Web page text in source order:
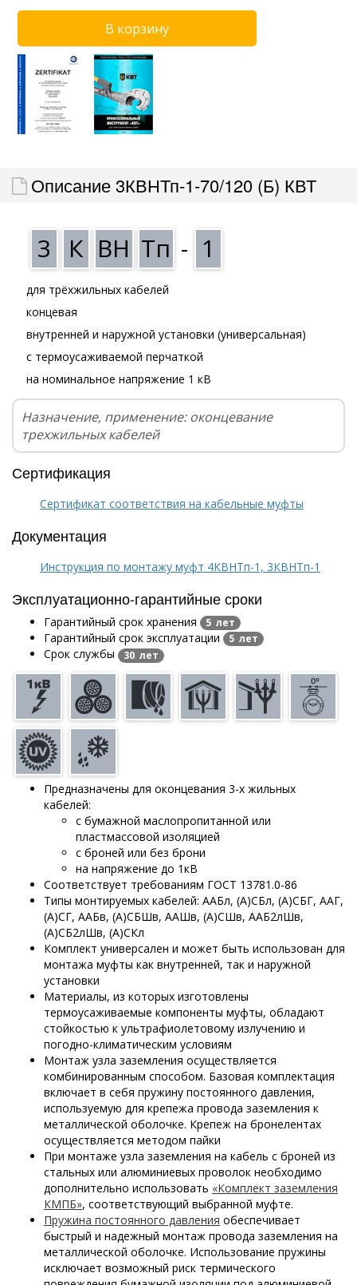
Описание 3КВНТп-1-70/120 (Б) КВТ
3 К ВН Тп - 1
для трёхжильных кабелей
концевая
внутренней и наружной установки (универсальная)
с термоусаживаемой перчаткой
на номинальное напряжение 1 кВ
Назначение, применение: оконцевание
трехжильных кабелей
Сертификация
Сертификат соответствия на кабельные муфты
Документация
Инструкция по монтажу муфт 4КВНТп-1, 3КВНТп-1
Эксплуатационно-гарантийные сроки
Гарантийный срок хранения 5 лет
Гарантийный срок эксплуатации 5 лет
Срок службы 30 лет
Предназначены для оконцевания 3-х жильных
кабелей:
с бумажной маслопропитанной или
пластмассовой изоляцией
с броней или без брони
на напряжение до 1кВ
Соответствует требованиям ГОСТ 13781.0-86
Типы монтируемых кабелей: ААБл, (А)СБл, (А)СБГ, ААГ,
(А)СГ, ААБв, (А)СБШв, ААШв, (А)СШв, ААБ2лШв,
(А)СБ2лШв, (А)СКл
Комплект универсален и может быть использован для
монтажа муфты как внутренней, так и наружной
установки
Материалы, из которых изготовлены
термоусаживаемые компоненты муфты, обладают
стойкостью к ультрафиолетовому излучению и
погодно-климатическим условиям
Монтаж узла заземления осуществляется
комбинированным способом. Базовая комплектация
включает в себя пружину постоянного давления,
используемую для крепежа провода заземления к
металлической оболочке. Крепеж на бронелентах
осуществляется методом пайки
При монтаже узла заземления на кабель с броней из
стальных или алюминиевых проволок необходимо
дополнительно использовать «Комплект заземления
КМПБ», соответствующий выбранной муфте.
Пружина постоянного давления обеспечивает
быстрый и надежный монтаж провода заземления на
металлической оболочке. Использование пружины
исключает возможный риск термического